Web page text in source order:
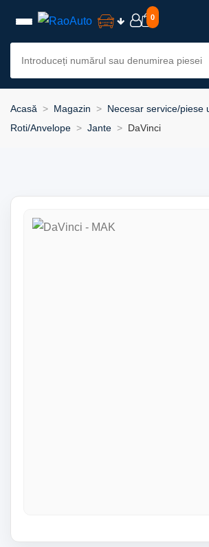
0
Acasă Magazin
Necesar service/piese
Roti/Anvelope
Jante DaVinci